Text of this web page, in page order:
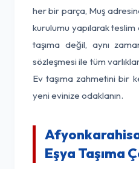
her bir parça, Muş
kurulumu yapılarak
taşıma değil, aynı
sözleşmesi ile tüm
Ev taşıma zahmetini bir
yeni evinize odaklanın.
Eşya Taşıma